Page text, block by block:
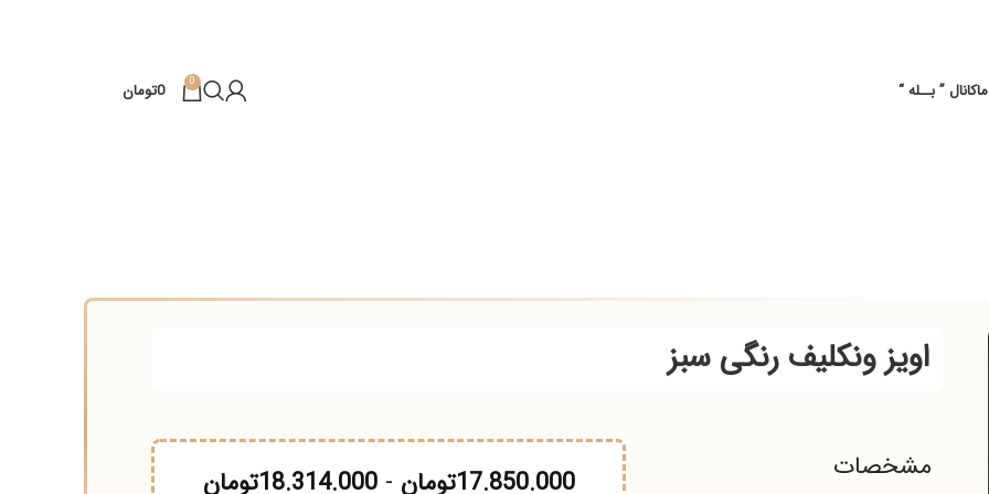
“
0تومان
اویز ونکلیف رنگی سبز
مشخصات 17.850.000تومان-
18.314.000تومان